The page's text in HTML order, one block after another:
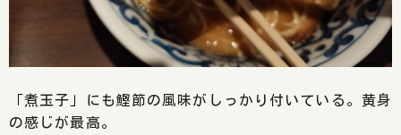
「煮玉子」にも鰹節の風味がしっかり付いている。黄身
の感じが最高。